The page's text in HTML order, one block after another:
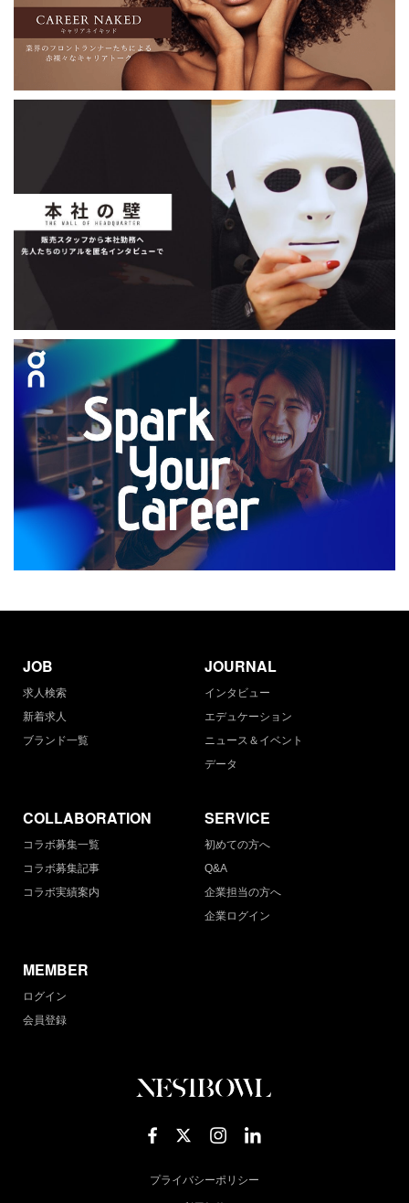
JOB
求人検索
新着求人
ブランド一覧
JOURNAL
インタビュー
エデュケーション
ニュース＆イベント
データ
COLLABORATION
コラボ募集一覧
コラボ募集記事
コラボ実績案内
SERVICE
初めての方へ
Q&A
企業担当の方へ
企業ログイン
MEMBER
ログイン
会員登録
プライバシーポリシー